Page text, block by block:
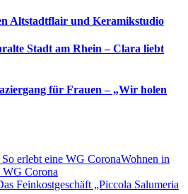
Altstadtflair und Keramikstudio
Stadt am Rhein – Clara liebt
für Frauen – „Wir holen
Wohnen in
WG Corona